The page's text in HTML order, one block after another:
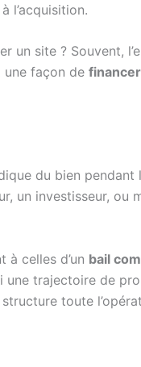
l’acquisition.
un site ? Souvent,
une façon de
du bien
un investisseur, ou
à celles d’un bail
une trajectoire de
toute